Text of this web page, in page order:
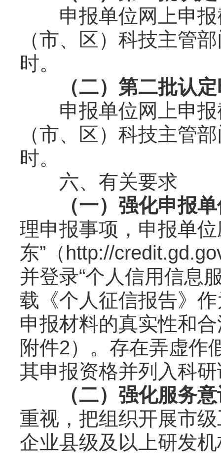
申报单位网上申报
（市、区）科技主管
时。
（二）第二批认
申报单位网上申报
（市、区）科技主管
时。
六、有关要求
（一）强化申报
理申报事项，申报单
东”（http://
并登录“个人信用信息
载《个人征信报告》
申报材料的真实性和
附件2）。存在弄虚作
其申报资格并列入科
（二） 强化服务
重视，把组织开展市
企业县级及以上研发